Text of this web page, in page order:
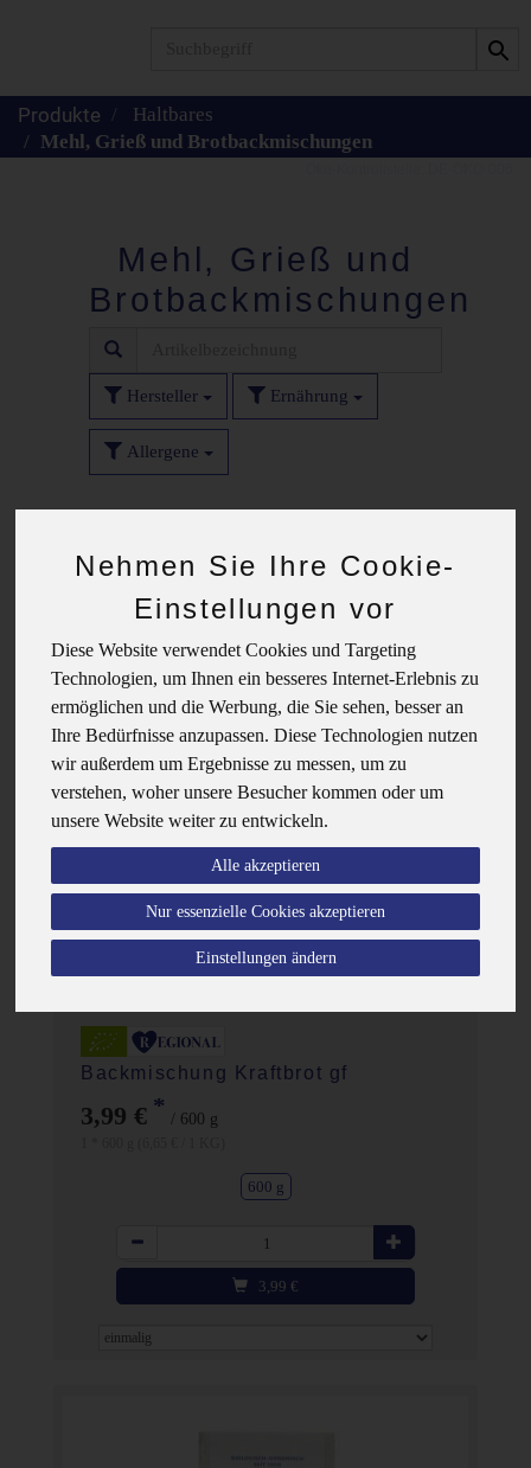
Nehmen Sie Ihre Cookie-
Einstellungen vor
Diese Website verwendet Cookies und Targeting
Technologien, um Ihnen ein besseres Internet-Erlebnis zu
ermöglichen und die Werbung, die Sie sehen, besser an
Ihre Bedürfnisse anzupassen. Diese Technologien nutzen
wir außerdem um Ergebnisse zu messen, um zu
verstehen, woher unsere Besucher kommen oder um
unsere Website weiter zu entwickeln.
Alle akzeptieren
Nur essenzielle Cookies akzeptieren
Einstellungen ändern
Haltbares
Mehl, Grieß und Brotbackmischungen
Mehl, Grieß und
Brotbackmischungen
Hersteller Ernährung
Allergene
Backmischung Kraftbrot gf
3,99 € * / 600 g
600 g
Anzahl
3,99 €